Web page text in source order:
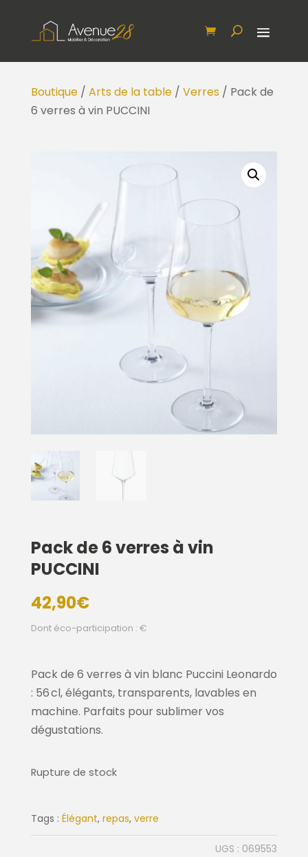
Boutique/ Arts de la table/ Verres/ Pack de
6 verres à vin PUCCINI
Pack de 6 verres à vin
PUCCINI
42,90€
Dont éco-participation : €
Pack de 6 verres à vin blanc Puccini Leonardo
: 56 cl, élégants, transparents, lavables en
machine. Parfaits pour sublimer vos
dégustations.
Rupture de stock
Tags : Élégant, repas, verre
UGS : 069553